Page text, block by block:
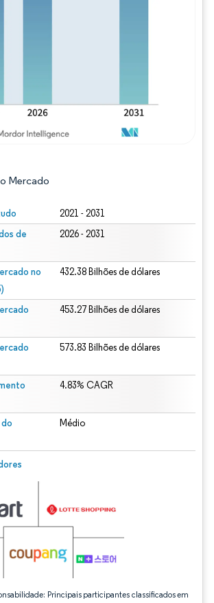
Mercado
2021 - 2031
de
2026 - 2031
no
432.38 Bilhões de dólares
453.27 Bilhões de dólares
573.83 Bilhões de dólares
4.83% CAGR
Médio
Principais participantes classificados em
O reuso requer atribuição conforme CC BY 4.0.